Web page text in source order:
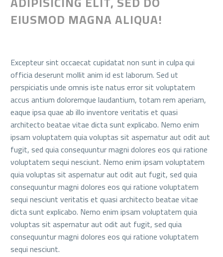
EIUSMOD MAGNA ALIQUA!
Excepteur sint occaecat cupidatat non sunt in culpa qui
officia deserunt mollit anim id est laborum. Sed ut
perspiciatis unde omnis iste natus error sit voluptatem
accus antium doloremque laudantium, totam rem aperiam,
eaque ipsa quae ab illo inventore veritatis et quasi
architecto beatae vitae dicta sunt explicabo. Nemo enim
ipsam voluptatem quia voluptas sit aspernatur aut odit aut
fugit, sed quia consequuntur magni dolores eos qui ratione
voluptatem sequi nesciunt. Nemo enim ipsam voluptatem
quia voluptas sit aspernatur aut odit aut fugit, sed quia
consequuntur magni dolores eos qui ratione voluptatem
sequi nesciunt veritatis et quasi architecto beatae vitae
dicta sunt explicabo. Nemo enim ipsam voluptatem quia
voluptas sit aspernatur aut odit aut fugit, sed quia
consequuntur magni dolores eos qui ratione voluptatem
sequi nesciunt.